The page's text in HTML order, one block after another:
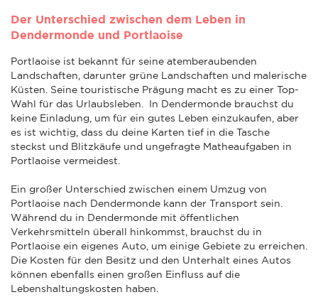
Der Unterschied zwischen dem Leben in
Dendermonde und Portlaoise
Portlaoise ist bekannt für seine atemberaubenden
Landschaften, darunter grüne Landschaften und malerische
Küsten. Seine touristische Prägung macht es zu einer Top-
Wahl für das Urlaubsleben. In Dendermonde brauchst du
keine Einladung, um für ein gutes Leben einzukaufen, aber
es ist wichtig, dass du deine Karten tief in die Tasche
steckst und Blitzkäufe und ungefragte Matheaufgaben in
Portlaoise vermeidest.
Ein großer Unterschied zwischen einem Umzug von
Portlaoise nach Dendermonde kann der Transport sein.
Während du in Dendermonde mit öffentlichen
Verkehrsmitteln überall hinkommst, brauchst du in
Portlaoise ein eigenes Auto, um einige Gebiete zu erreichen.
Die Kosten für den Besitz und den Unterhalt eines Autos
können ebenfalls einen großen Einfluss auf die
Lebenshaltungskosten haben.